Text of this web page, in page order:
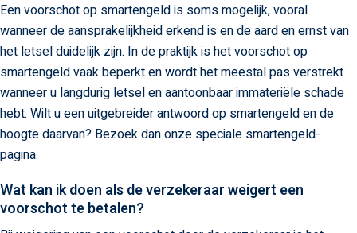
Een voorschot op smartengeld is soms mogelijk, vooral
wanneer de aansprakelijkheid erkend is en de aard en ernst van
het letsel duidelijk zijn. In de praktijk is het voorschot op
smartengeld vaak beperkt en wordt het meestal pas verstrekt
wanneer u langdurig letsel en aantoonbaar immateriële schade
hebt. Wilt u een uitgebreider antwoord op smartengeld en de
hoogte daarvan? Bezoek dan onze speciale smartengeld-
pagina.
Wat kan ik doen als de verzekeraar weigert een
voorschot te betalen?